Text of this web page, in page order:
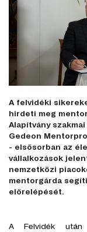
A felvidéki
hirdeti meg
Alapítvány
Gedeon
- elsősorban az
vállalkozások
nemzetközi
mentorgárda
előrelépését.
A Felvidék